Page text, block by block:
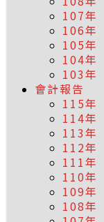
107年
106年
105年
104年
103年
會計報告
115年
114年
113年
112年
111年
110年
109年
108年